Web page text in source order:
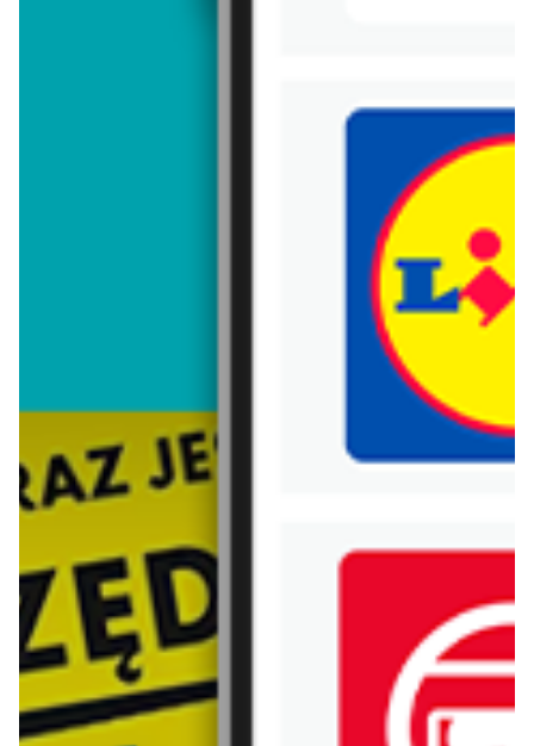
Trafiłeś na nieaktualną gazetkę
Zobacz aktualne gazetki Blix!
już za 1 dzień
Aldi
aktualna
Oferta od czwartku